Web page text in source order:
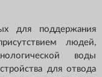
для поддержания
людей,
воды
для отвода